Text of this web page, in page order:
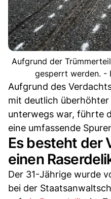
Aufgrund der
gesperrt werden. -
Aufgrund des
mit deutlich
unterwegs war, führte
eine umfassende
Es besteht der
einen
Der 31-Jährige wurde
bei der